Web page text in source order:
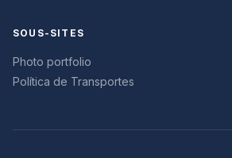
SOUS-SITES
Photo portfolio
Política de Transportes